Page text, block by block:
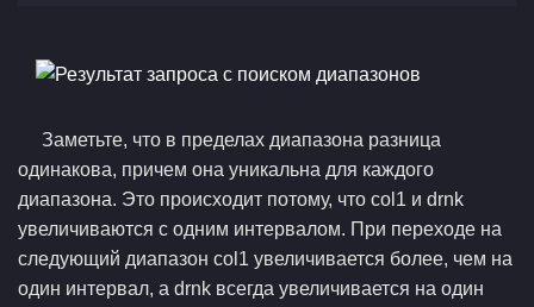
Заметьте, что в пределах диапазона разница
одинакова, причем она уникальна для каждого
диапазона. Это происходит потому, что col1 и drnk
увеличиваются с одним интервалом. При переходе на
следующий диапазон col1 увеличивается более, чем на
один интервал, a drnk всегда увеличивается на один